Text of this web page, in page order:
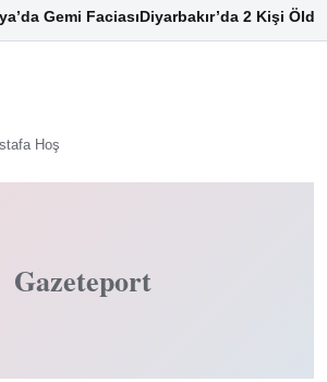
Gemi FaciasıDiyarbakır’da 2 Kişi Öldü
Hoş
Gazeteport